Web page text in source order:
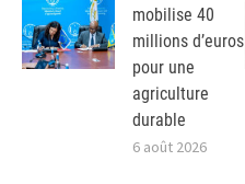
mobilise 40
millions d’euros
pour une
agriculture
durable
6 août 2026